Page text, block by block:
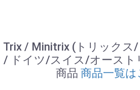
Trix / Minitrix (トリックス
/ ドイツ/スイス/オースト
商品 商品一覧は